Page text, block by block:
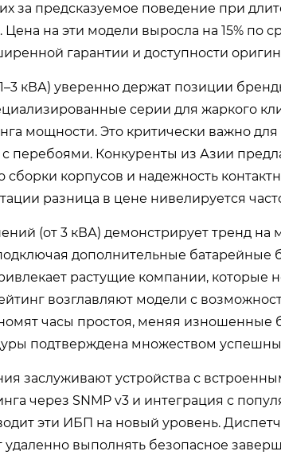
за предсказуемое поведение при
Цена на эти модели выросла на 15%
гарантии и доступности
кВА) уверенно держат позиции
серии для жаркого
мощности. Это критически важно
перебоями. Конкуренты из Азии
сборки корпусов и надежность
разница в цене нивелируется
(от 3 кВА) демонстрирует тренд на
дополнительные батарейные
растущие компании, которые
возглавляют модели с
часы простоя, меняя изношенные
подтверждена множеством
заслуживают устройства с
через SNMP v3 и интеграция с
эти ИБП на новый уровень.
выполнять безопасное